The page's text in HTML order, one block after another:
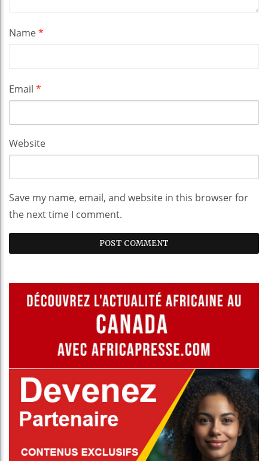
Name*
Email *
Website
Save my name, email, and website in this browser for
the next time I comment.